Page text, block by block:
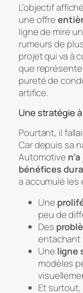
L’objectif
une offre
ligne de mire
rumeurs de
projet qui va à
que
pureté de
artifice.
Une stratégie
Pourtant, il
Car depuis sa
Automotive
bénéfices
a accumulé
Une
peu de
Des
entachant
Une ligne
modèles
Et